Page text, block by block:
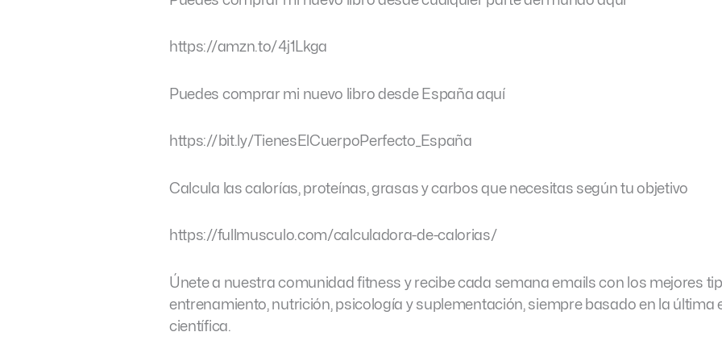
https://amzn.to/4j1Lkga
Puedes comprar mi nuevo libro desde España aquí
https://bit.ly/TienesElCuerpoPerfecto_España
Calcula las calorías, proteínas, grasas y carbos que necesitas según tu objetivo
https://fullmusculo.com/calculadora-de-calorias/
Únete a nuestra comunidad fitness y recibe cada semana emails con los mejores
entrenamiento, nutrición, psicología y suplementación, siempre basado en la última
científica.